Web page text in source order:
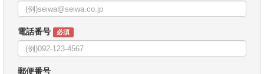
電話番号 必須
郵便番号